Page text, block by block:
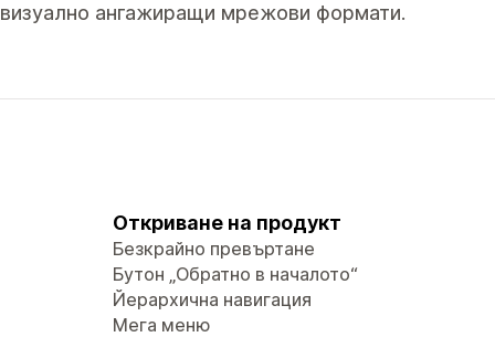
визуално ангажиращи мрежови формати.
Откриване на продукт
Безкрайно превъртане
Бутон „Обратно в началото“
Йерархична навигация
Мега меню